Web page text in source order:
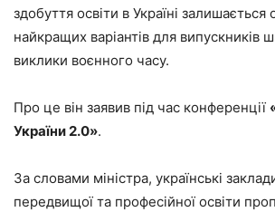
здобуття освіти в Україні залишається
найкращих варіантів для випускників
виклики воєнного часу.
Про це він заявив під час конференції
України 2.0».
За словами міністра, українські
передвищої та професійної освіти